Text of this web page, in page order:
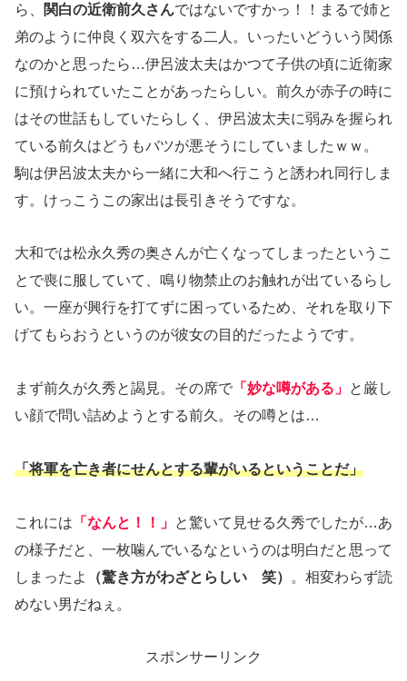
ら、
関白の近衛前久さんではないですかっ！！まるで姉と
弟のように仲良く双六をする二人。いったいどういう関係
なのかと思ったら…伊呂波太夫はかつて子供の頃に近衛家
に預けられていたことがあったらしい。前久が赤子の時に
はその世話もしていたらしく、伊呂波太夫に弱みを握られ
ている前久はどうもバツが悪そうにしていましたｗｗ。
駒は伊呂波太夫から一緒に大和へ行こうと誘われ同行しま
す。けっこうこの家出は長引きそうですな。
大和では松永久秀の奥さんが亡くなってしまったというこ
とで喪に服していて、鳴り物禁止のお触れが出ているらし
い。一座が興行を打てずに困っているため、それを取り下
げてもらおうというのが彼女の目的だったようです。
まず前久が久秀と謁見。その席で 「妙な噂がある」 と厳し
い顔で問い詰めようとする前久。その噂とは…
「将軍を亡き者にせんとする輩がいるということだ」
これには 「なんと！！」 と驚いて見せる久秀でしたが…あ
の様子だと、一枚噛んでいるなというのは明白だと思って
しまったよ
（驚き方がわざとらしい 笑）
。相変わらず読
めない男だねぇ。
スポンサーリンク